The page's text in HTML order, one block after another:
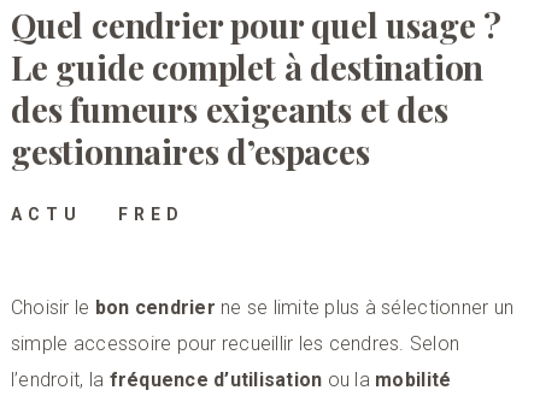
Quel cendrier pour quel usage ?
Le guide complet à destination
des fumeurs exigeants et des
gestionnaires d’espaces
ACTU FRED
Choisir le bon cendrier ne se limite plus à sélectionner un
simple accessoire pour recueillir les cendres. Selon
l’endroit, la fréquence d’utilisation ou la mobilité